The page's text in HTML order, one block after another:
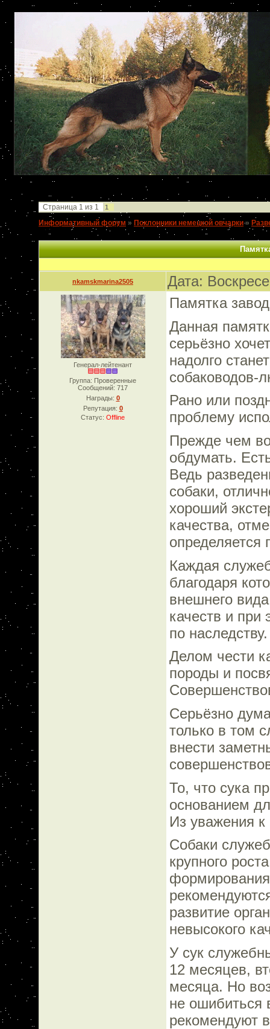
Страница 1 из 1 1
Информативный форум » Поклонники немецкой овчарки »
собаки
nkamskmarina2505 Дата:
Генерал-лейтенант
Группа: Проверенные
Сообщений: 717
Награды: 0
Репутация: 0
Статус: Offline
Памятка
Данная
серьёзно
надолго
собаководов-
Рано или
проблему
Прежде чем
обдумать.
Ведь
собаки,
хороший
качества,
определяется
Каждая
благодаря
внешнего
качеств и при
по наследству.
Делом чести
породы и
Серьёзно
только в том
внести
То, что сука
основанием
Из уважения
Собаки
крупного
формирования
развитие
невысокого
У сук
12 месяцев,
месяца. Но
не ошибиться
рекомендуют